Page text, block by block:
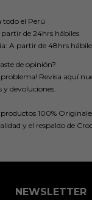
Crocs Perú
todo el Perú
de 24hrs hábiles
A partir de 48hrs
de opinión?
problema! Revisa aquí
y devoluciones.
100%
y el respaldo de
NEWSLETTER